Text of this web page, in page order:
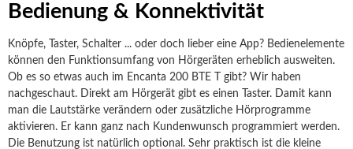
Bedienung & Konnektivität
Knöpfe, Taster, Schalter ... oder doch lieber eine App? Bedienelemente
können den Funktionsumfang von Hörgeräten erheblich ausweiten.
Ob es so etwas auch im Encanta 200 BTE T gibt? Wir haben
nachgeschaut. Direkt am Hörgerät gibt es einen Taster. Damit kann
man die Lautstärke verändern oder zusätzliche Hörprogramme
aktivieren. Er kann ganz nach Kundenwunsch programmiert werden.
Die Benutzung ist natürlich optional. Sehr praktisch ist die kleine